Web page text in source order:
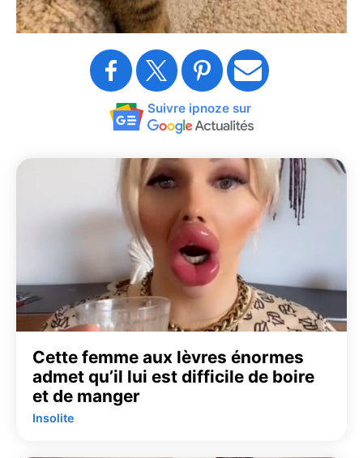
Suivre ipnoze sur
Cette femme aux lèvres énormes
admet qu’il lui est difficile de boire
et de manger
Insolite